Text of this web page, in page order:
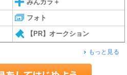
みんカラ＋
フォト
【PR】オークション
もっと見る